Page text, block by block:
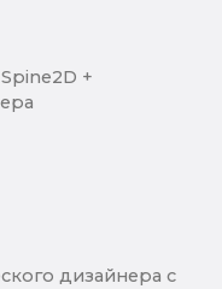
+
дизайнера с